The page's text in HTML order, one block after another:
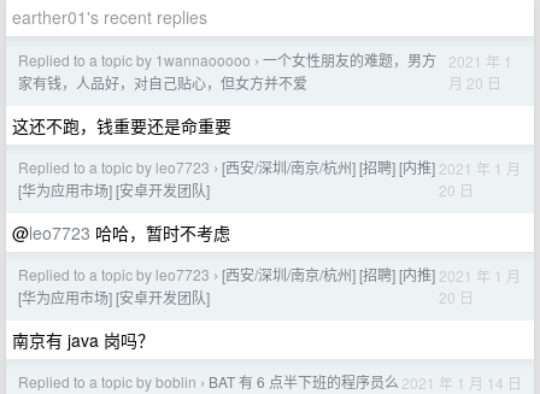
earther01's recent replies
Replied to a topic by 1wannaooooo › 一个女性朋友的难题，男方
家有钱，人品好，对自己贴心，但女方并不爱
2021 年 1
月 20 日
这还不跑，钱重要还是命重要
Replied to a topic by leo7723 › [西安/深圳/南京/杭州] [招聘] [内推]
[华为应用市场] [安卓开发团队]
2021 年 1 月
20 日
@leo7723 哈哈，暂时不考虑
Replied to a topic by leo7723 › [西安/深圳/南京/杭州] [招聘] [内推]
[华为应用市场] [安卓开发团队]
2021 年 1 月
20 日
南京有 java 岗吗？
Replied to a topic by boblin › BAT 有 6 点半下班的程序员么 2021 年 1 月 14 日